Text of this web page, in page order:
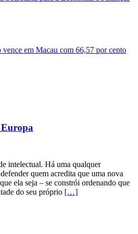
vence em Macau com 66,57 por cento
intelectual. Há uma qualquer
quem acredita que uma nova
ela seja – se constrói ordenando que
do seu próprio […]